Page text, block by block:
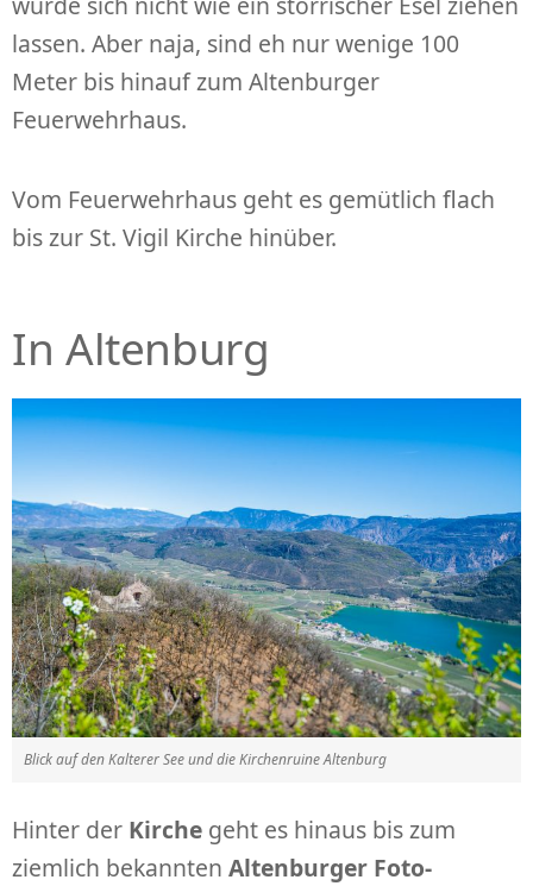
lassen. Aber naja, sind eh nur wenige 100
Meter bis hinauf zum Altenburger
Feuerwehrhaus.
Vom Feuerwehrhaus geht es gemütlich flach
bis zur St. Vigil Kirche hinüber.
In Altenburg
Blick auf den Kalterer See und die Kirchenruine Altenburg
Hinter der Kirche geht es hinaus bis zum
ziemlich bekannten Altenburger Foto-